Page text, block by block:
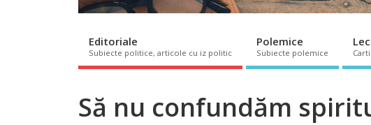
Editoriale
Subiecte politice, articole cu iz politic
Polemice
Subiecte polemice
Să nu confundăm